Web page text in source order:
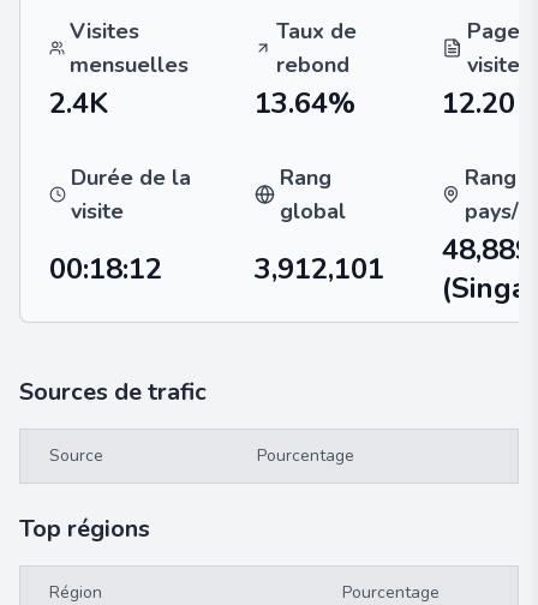
Visites
mensuelles
Taux de
rebond
Pages
visite
2.4K 13.64% 12.20
Durée de la
visite
Rang
global
Rang
pays/
00:18:12 3,912,101
48,889
Sources de trafic
Source Pourcentage
Top régions
Région Pourcentage